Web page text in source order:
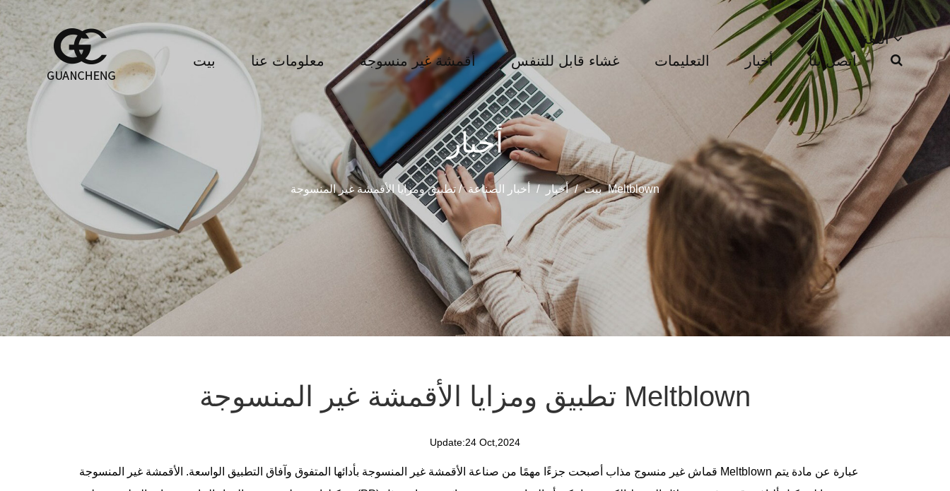
اللغة
بيت
معلومات عنا أقمشة غير منسوجة غشاء قابل للتنفس التعليمات أخبار اتصل بنا
أخبار
بيت / أخبار / أخبار الصناعة / تطبيق ومزايا الأقمشة غير المنسوجة Meltblown
تطبيق ومزايا الأقمشة غير المنسوجة Meltblown
Update:24 Oct,2024
قماش غير منسوج مذاب أصبحت جزءًا مهمًا من صناعة الأقمشة غير المنسوجة بأدائها المتفوق وآفاق التطبيق الواسعة. الأقمشة غير المنسوجة Meltblown عبارة عن مادة يتم